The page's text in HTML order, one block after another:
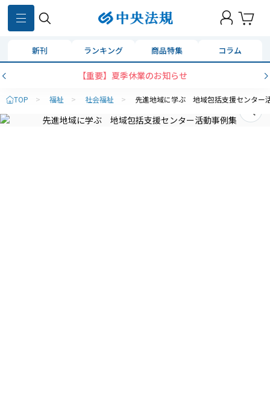
新刊 ランキング 商品特集 コラム
【重要】夏季休業のお知らせ
TOP > 福祉 > 社会福祉 > 先進地域に学ぶ 地域包括支援センター